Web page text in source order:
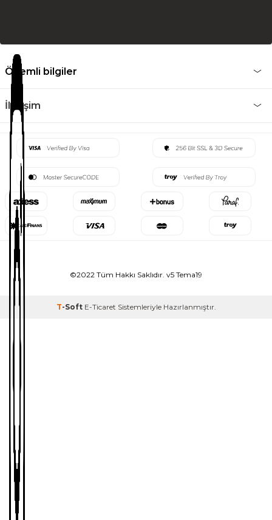
Önemli bilgiler
İletişim
©2022 Tüm Hakkı Saklıdır. v5 Tema19
T-Soft E-Ticaret Sistemleriyle Hazırlanmıştır.